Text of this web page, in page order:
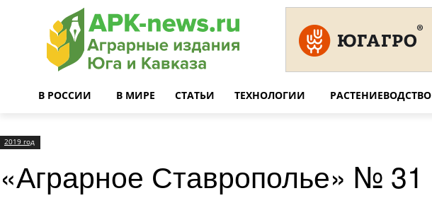
В РОССИИ В МИРЕ СТАТЬИ ТЕХНОЛОГИИ РАСТЕНИЕВОДСТВО
2019 год
«Аграрное Ставрополье» № 31